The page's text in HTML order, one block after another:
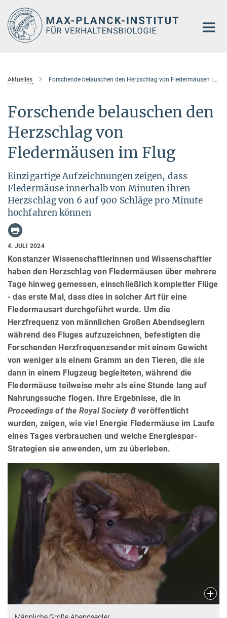
Hauptinhalt
Aktuelles Forschende belauschen den Herzschlag von Fledermäusen im Flug
Forschende belauschen den
Herzschlag von
Fledermäusen im Flug
Einzigartige Aufzeichnungen zeigen, dass
Fledermäuse innerhalb von Minuten ihren
Herzschlag von 6 auf 900 Schläge pro Minute
hochfahren können
4. JULI 2024
Konstanzer Wissenschaftlerinnen und Wissenschaftler
haben den Herzschlag von Fledermäusen über mehrere
Tage hinweg gemessen, einschließlich kompletter Flüge
- das erste Mal, dass dies in solcher Art für eine
Fledermausart durchgeführt wurde. Um die
Herzfrequenz von männlichen Großen Abendseglern
während des Fluges aufzuzeichnen, befestigten die
Forschenden Herzfrequenzsender mit einem Gewicht
von weniger als einem Gramm an den Tieren, die sie
dann in einem Flugzeug begleiteten, während die
Fledermäuse teilweise mehr als eine Stunde lang auf
Nahrungssuche flogen. Ihre Ergebnisse, die in
Proceedings of the Royal Society Bveröffentlicht
wurden, zeigen, wie viel Energie Fledermäuse im Laufe
eines Tages verbrauchen und welche Energiespar-
Strategien sie anwenden, um zu überleben.